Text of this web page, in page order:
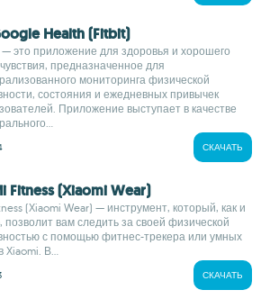
Health (Fitbit)
— это приложение для здоровья и хорошего
предназначенное для
мониторинга физической
состояния и ежедневных привычек
Приложение выступает в качестве
СКАЧАТЬ
Fitness (Xiaomi Wear)
(Xiaomi Wear) — инструмент, который, как и
позволит вам следить за своей физической
с помощью фитнес-трекера или умных
Xiaomi. В...
СКАЧАТЬ